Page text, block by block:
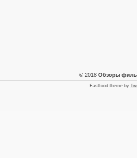
© 2018 Обзоры
Fastfood theme by